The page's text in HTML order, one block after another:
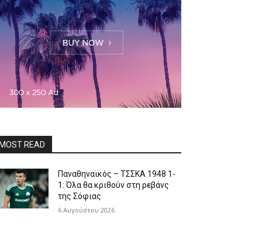
READ
Παναθηναϊκός – ΤΣΣΚΑ 1948 1-
1: Όλα θα κριθούν στη ρεβάνς
της Σόφιας
6 Αυγούστου 2026